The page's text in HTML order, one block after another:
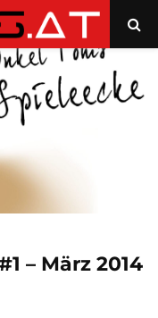
– März 2014